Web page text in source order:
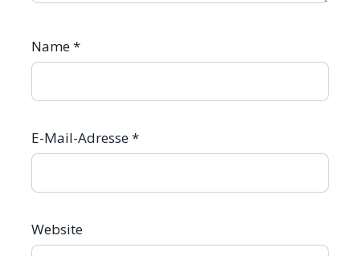
Name*
E-Mail-Adresse*
Website